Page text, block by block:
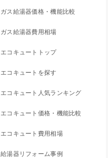
ガス給湯器価格・機能比較
ガス給湯器費用相場
エコキュートトップ
エコキュートを探す
エコキュート人気ランキング
エコキュート価格・機能比較
エコキュート費用相場
給湯器リフォーム事例